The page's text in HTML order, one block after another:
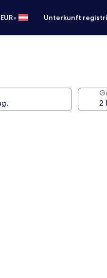
EUR• Unterkunft